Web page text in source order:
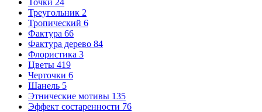
Точки 24
Треугольник 2
Тропический 6
Фактура 66
Фактура дерево 84
Флористика 3
Цветы 419
Черточки 6
Шанель 5
Этнические мотивы 135
Эффект состаренности 76